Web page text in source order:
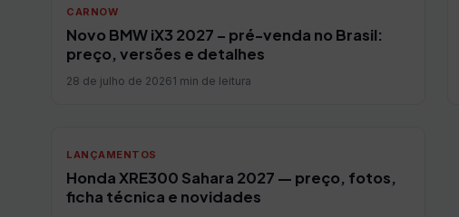
CARNOW
Novo BMW iX3 2027 – pré-venda no Brasil:
preço, versões e detalhes
28 de julho de 20261 min de leitura
LANÇAMENTOS
Honda XRE300 Sahara 2027 — preço, fotos,
ficha técnica e novidades